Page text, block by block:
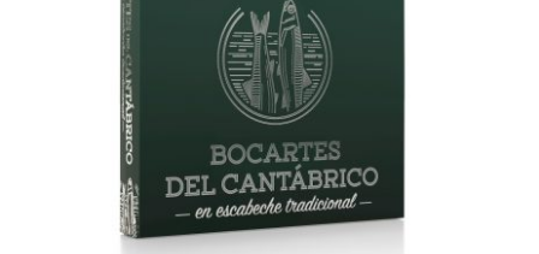
AÑADIR AL CARRITO
DETALLES